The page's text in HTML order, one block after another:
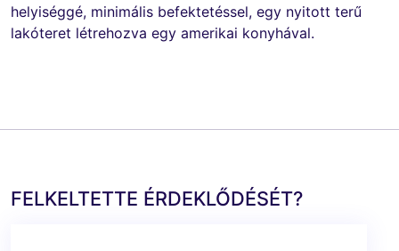
helyiséggé, minimális befektetéssel, egy nyitott terű
lakóteret létrehozva egy amerikai konyhával.
FELKELTETTE ÉRDEKLŐDÉSÉT?